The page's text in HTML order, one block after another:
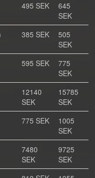
495 SEK
645
SEK
385 SEK
505
SEK
595 SEK
775
SEK
12140
SEK
15785
SEK
775 SEK
1005
SEK
7480
SEK
9725
SEK